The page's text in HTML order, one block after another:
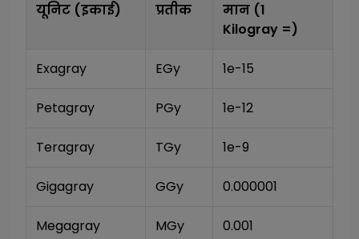
यूनिट (इकाई) प्रतीक
मान (1
Kilogray =)
Exagray EGy 1e-15
Petagray PGy 1e-12
Teragray TGy 1e-9
Gigagray GGy 0.000001
Megagray MGy 0.001